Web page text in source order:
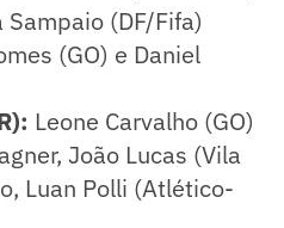
Sampaio (DF/Fifa)
(GO) e Daniel
Leone Carvalho (GO)
João Lucas (Vila
Luan Polli (Atlético-